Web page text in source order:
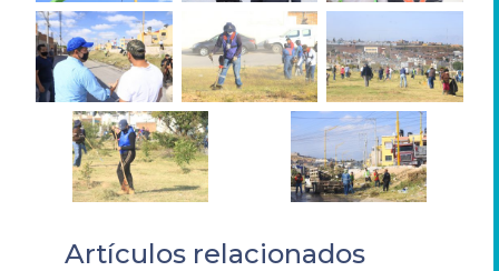
Artículos relacionados